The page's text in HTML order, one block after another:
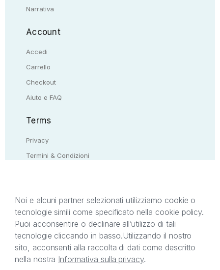
Narrativa
Account
Accedi
Carrello
Checkout
Aiuto e FAQ
Terms
Privacy
Termini & Condizioni
Il presente sito web è di proprietà di StreetLib S.r.l.
titolare di tutti i diritti di proprietà intellettuale
afferenti ai marchi, loghi e segni distintivi presenti
sul sito web. Si invita l’utente a prendere visione
Noi e alcuni partner selezionati utilizziamo cookie o
tecnologie simili come specificato nella cookie policy.
Puoi acconsentire o declinare all’utilizzo di tali
tecnologie cliccando in basso.Utilizzando il nostro
sito, acconsenti alla raccolta di dati come descritto
nella nostra Informativa sulla privacy.